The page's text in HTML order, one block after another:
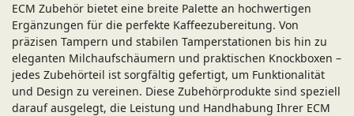
ECM Zubehör bietet eine breite Palette an hochwertigen
Ergänzungen für die perfekte Kaffeezubereitung. Von
präzisen Tampern und stabilen Tamperstationen bis hin zu
eleganten Milchaufschäumern und praktischen Knockboxen –
jedes Zubehörteil ist sorgfältig gefertigt, um Funktionalität
und Design zu vereinen. Diese Zubehörprodukte sind speziell
darauf ausgelegt, die Leistung und Handhabung Ihrer ECM